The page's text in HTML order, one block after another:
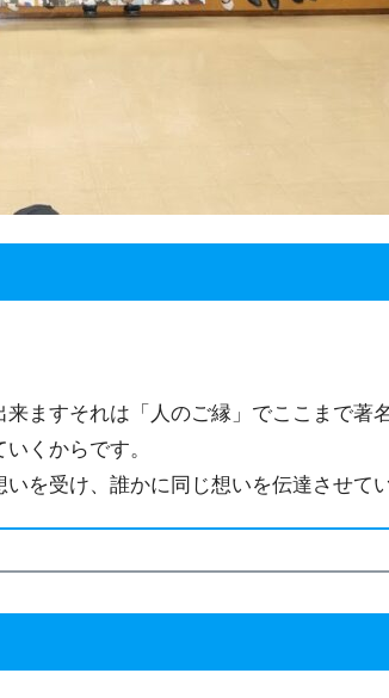
ますそれは「人のご縁」でここまで著
くからです。
を受け、誰かに同じ想いを伝達させて